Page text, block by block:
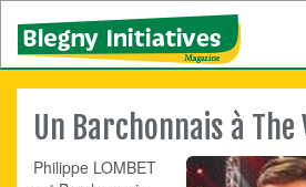
Un Barchonnais à The
Philippe LOMBET